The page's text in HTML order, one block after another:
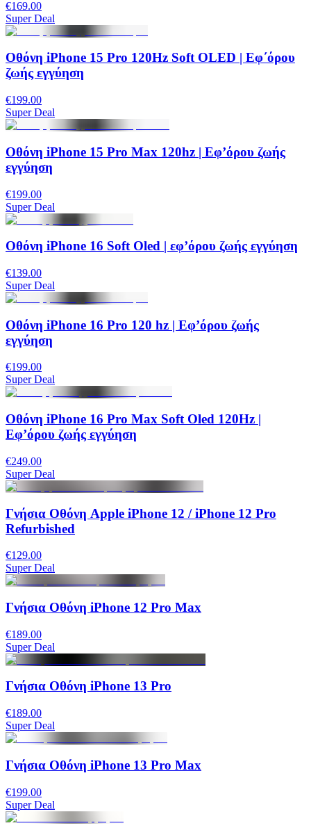
€169.00
Super Deal
Οθόνη iPhone 15 Pro 120Hz Soft OLED | Εφ΄όρου
ζωής εγγύηση
€199.00
Super Deal
Οθόνη iPhone 15 Pro Max 120hz | Εφ’όρου ζωής
εγγύηση
€199.00
Super Deal
Οθόνη iPhone 16 Soft Oled | εφ’όρου ζωής εγγύηση
€139.00
Super Deal
Οθόνη iPhone 16 Pro 120 hz | Eφ’όρου ζωής
εγγύηση
€199.00
Super Deal
Οθόνη iPhone 16 Pro Max Soft Oled 120Hz |
Eφ’όρου ζωής εγγύηση
€249.00
Super Deal
Γνήσια Οθόνη Apple iPhone 12 / iPhone 12 Pro
Refurbished
€129.00
Super Deal
Γνήσια Οθόνη iPhone 12 Pro Max
€189.00
Super Deal
Γνήσια Οθόνη iPhone 13 Pro
€189.00
Super Deal
Γνήσια Οθόνη iPhone 13 Pro Max
€199.00
Super Deal